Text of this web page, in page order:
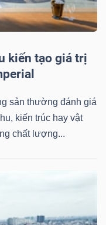
kiến tạo giá trị
sản thường đánh giá
kiến trúc hay vật
chất lượng...
liên quan Cổ đông lớn